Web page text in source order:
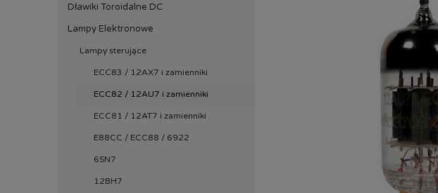
Dławiki Toroidalne DC
Lampy Elektronowe
Lampy sterujące
ECC83 / 12AX7 i zamienniki
ECC82 / 12AU7 i zamienniki
ECC81 / 12AT7 i zamienniki
E88CC / ECC88 / 6922
6SN7
12BH7